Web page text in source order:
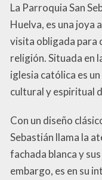
La Parroquia San
Huelva, es una joya
visita obligada para
religión. Situada en
iglesia católica es
cultural y espiritual
Con un diseño
Sebastián llama la
fachada blanca y
embargo, es en su